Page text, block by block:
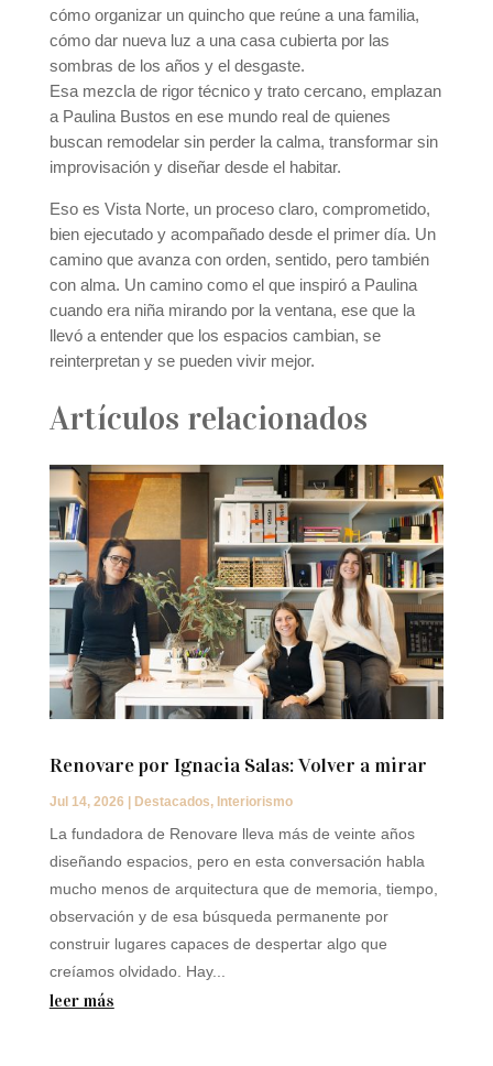
cómo organizar un quincho que reúne a una familia,
cómo dar nueva luz a una casa cubierta por las
sombras de los años y el desgaste.
Esa mezcla de rigor técnico y trato cercano, emplazan
a Paulina Bustos en ese mundo real de quienes
buscan remodelar sin perder la calma, transformar sin
improvisación y diseñar desde el habitar.
Eso es Vista Norte, un proceso claro, comprometido,
bien ejecutado y acompañado desde el primer día. Un
camino que avanza con orden, sentido, pero también
con alma. Un camino como el que inspiró a Paulina
cuando era niña mirando por la ventana, ese que la
llevó a entender que los espacios cambian, se
reinterpretan y se pueden vivir mejor.
Artículos relacionados
Renovare por Ignacia Salas: Volver a mirar
Jul 14, 2026 Destacados, Interiorismo
La fundadora de Renovare lleva más de veinte años
diseñando espacios, pero en esta conversación habla
mucho menos de arquitectura que de memoria, tiempo,
observación y de esa búsqueda permanente por
construir lugares capaces de despertar algo que
creíamos olvidado. Hay...
leer más